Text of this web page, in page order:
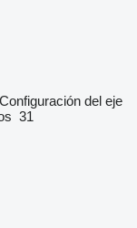
Configuración del eje
31